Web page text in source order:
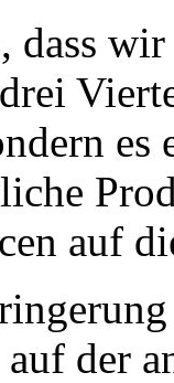
dass
auf
der